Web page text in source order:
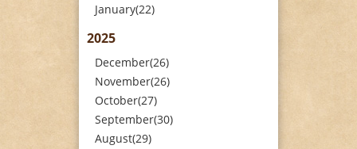
January(22)
2025
December(26)
November(26)
October(27)
September(30)
August(29)